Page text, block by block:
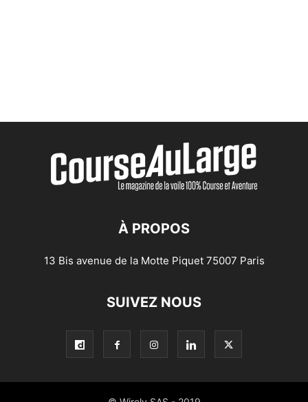
À PROPOS
13 Bis avenue de la Motte Piquet 75007 Paris
SUIVEZ NOUS